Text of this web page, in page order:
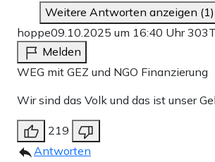
Weitere Antworten anzeigen (1)
hoppe09.10.2025 um 16:40 Uhr303T
Melden
WEG mit GEZ und NGO Finanzierung
Wir sind das Volk und das ist unser
219
Antworten